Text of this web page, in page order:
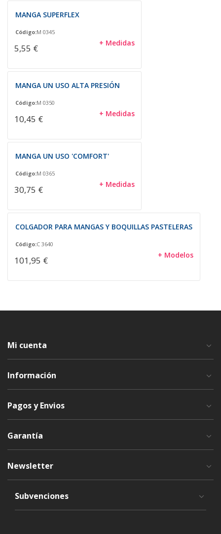
MANGA SUPERFLEX
Código:M 0345
5,55 € + Medidas
MANGA UN USO ALTA PRESIÓN
Código:M 0350
10,45 € + Medidas
MANGA UN USO 'COMFORT'
Código:M 0365
30,75 € + Medidas
COLGADOR PARA MANGAS Y BOQUILLAS PASTELERAS
Código:C 3640
101,95 € + Modelos
Mi cuenta
Información
Pagos y Envios
Garantía
Newsletter
Subvenciones